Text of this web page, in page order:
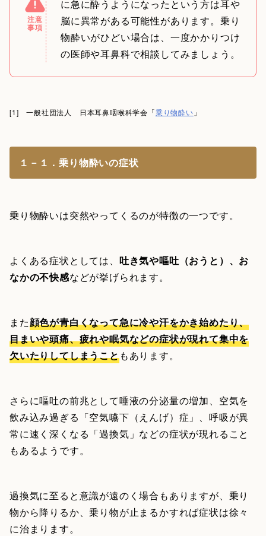
注意
事項
に急に酔うようになったという方は耳や
脳に異常がある可能性があります。乗り
物酔いがひどい場合は、一度かかりつけ
の医師や耳鼻科で相談してみましょう。
[1] 一般社団法人 日本耳鼻咽喉科学会「乗り物酔い 」
１－１．乗り物酔いの症状
乗り物酔いは突然やってくるのが特徴の一つです。
よくある症状としては、 吐き気や嘔吐（おうと）、お
なかの不快感などが挙げられます。
また顔色が青白くなって急に冷や汗をかき始めたり、
目まいや頭痛、疲れや眠気などの症状が現れて集中を
欠いたりしてしまうこともあります。
さらに嘔吐の前兆として唾液の分泌量の増加、空気を
飲み込み過ぎる「空気嚥下（えんげ）症」、呼吸が異
常に速く深くなる「過換気」などの症状が現れること
もあるようです。
過換気に至ると意識が遠のく場合もありますが、乗り
物から降りるか、乗り物が止まるかすれば症状は徐々
に治まります。